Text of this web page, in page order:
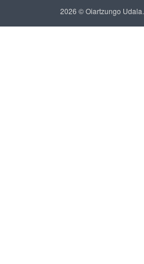
2026 © Oiartzungo Udala.